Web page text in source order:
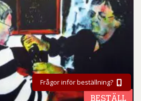
BESTÄLL
Frågor inför beställning?